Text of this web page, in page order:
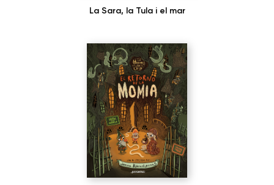
La Sara, la Tula i el mar